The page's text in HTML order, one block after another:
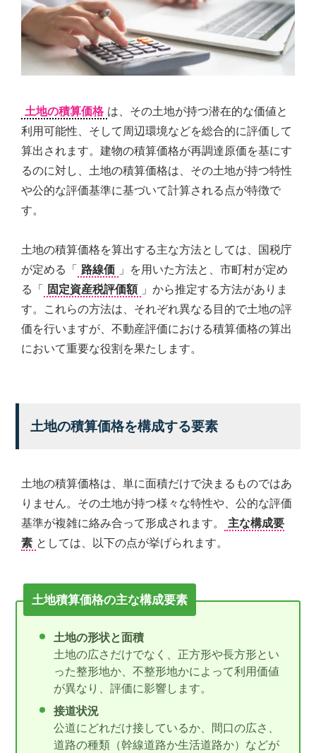
土地の積算価格 は、その土地が持つ潜在的な価値と
利用可能性、そして周辺環境などを総合的に評価して
算出されます。建物の積算価格が再調達原価を基にす
るのに対し、土地の積算価格は、その土地が持つ特性
や公的な評価基準に基づいて計算される点が特徴で
す。
土地の積算価格を算出する主な方法としては、国税庁
が定める「 路線価 」を用いた方法と、市町村が定め
る「 固定資産税評価額 」から推定する方法がありま
す。これらの方法は、それぞれ異なる目的で土地の評
価を行いますが、不動産評価における積算価格の算出
において重要な役割を果たします。
土地の積算価格を構成する要素
土地の積算価格は、単に面積だけで決まるものではあ
りません。その土地が持つ様々な特性や、公的な評価
基準が複雑に絡み合って形成されます。
主な構成要
素 としては、以下の点が挙げられます。
土地積算価格の主な構成要素
土地の形状と面積
土地の広さだけでなく、正方形や長方形とい
った整形地か、不整形地かによって利用価値
が異なり、評価に影響します。
接道状況
公道にどれだけ接しているか、間口の広さ、
道路の種類（幹線道路か生活道路か）などが